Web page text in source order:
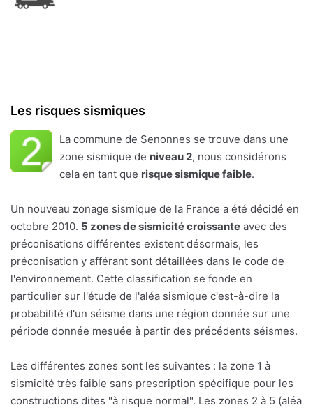
Les risques sismiques
La commune de Senonnes se trouve dans une
zone sismique de niveau 2, nous considérons
cela en tant que risque sismique faible.
Un nouveau zonage sismique de la France a été décidé en
octobre 2010. 5 zones de sismicité croissante avec des
préconisations différentes existent désormais, les
préconisation y afférant sont détaillées dans le code de
l'environnement. Cette classification se fonde en
particulier sur l'étude de l'aléa sismique c'est-à-dire la
probabilité d'un séisme dans une région donnée sur une
période donnée mesuée à partir des précédents séismes.
Les différentes zones sont les suivantes : la zone 1 à
sismicité très faible sans prescription spécifique pour les
constructions dites "à risque normal". Les zones 2 à 5 (aléa